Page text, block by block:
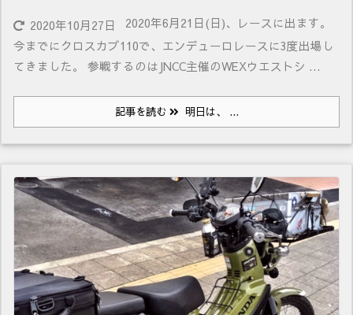
2020年10月27日
2020年6月21日(日)、レースに出ます。
今までにクロスカブ110で、エンデューロレースに3度出場し
てきました。 参戦するのはJNCC主催のWEXウエストシ ...
記事を読む 明日は、 ...